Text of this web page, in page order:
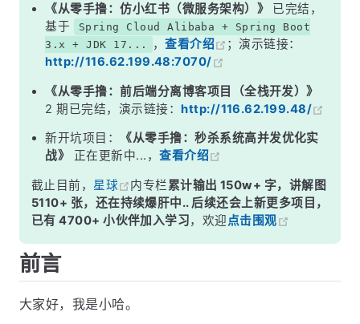
实体类
新建 Mapper 接口
结语
《从零手撸：仿小红书（微服务架构）》
已完结，
基于
Spring Cloud Alibaba + Spring Boot
3.x + JDK 17...
，查看介绍
；演示链接：
http://116.62.199.48:7070/
《从零手撸：前后端分离博客项目（全栈开发）》
2 期已完结，演示链接：http://116.62.199.48/
新开坑项目：
《从零手撸：秒杀系统高并发优化实
战》
正在更新中...，查看介绍
截止目前， 星球 内专栏累计输出 150w+ 字，讲解图
5110+ 张，还在持续爆肝中.. 后续还会上新更多项目，
已有 4700+ 小伙伴加入学习，欢迎点击围观
前言
大家好，我是小哈。